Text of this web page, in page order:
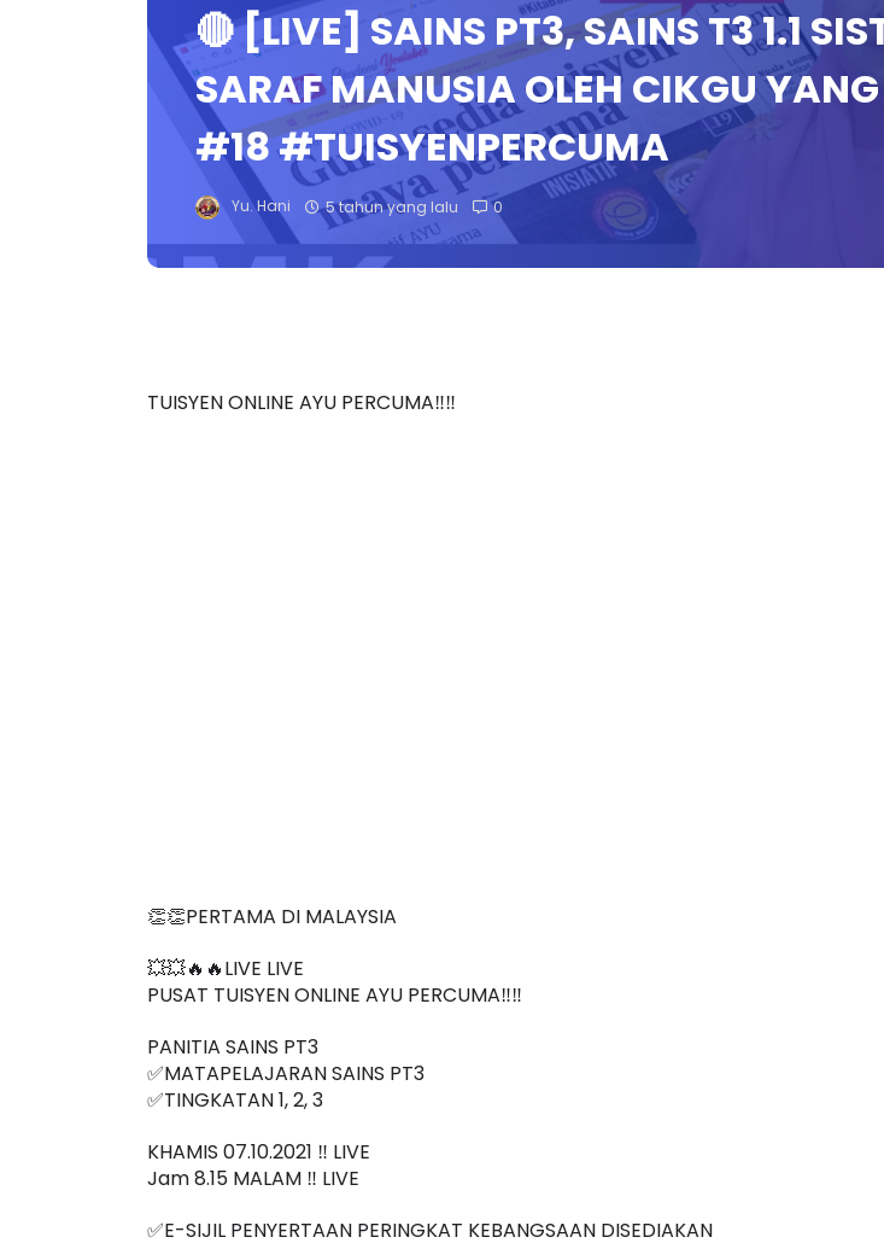
🔴 [LIVE] SAINS PT3, SAINS T3 1.1
SARAF MANUSIA OLEH CIKGU
#18 #TUISYENPERCUMA
Yu. Hani 5 tahun yang lalu 0
TUISYEN ONLINE AYU PERCUMA‼️‼️
👏👏PERTAMA DI MALAYSIA
💥💥🔥🔥LIVE LIVE
PUSAT TUISYEN ONLINE AYU PERCUMA‼️‼️
PANITIA SAINS PT3
✅MATAPELAJARAN SAINS PT3
✅TINGKATAN 1, 2, 3
KHAMIS 07.10.2021 ‼️ LIVE
Jam 8.15 MALAM ‼️ LIVE
✅E-SIJIL PENYERTAAN PERINGKAT KEBANGSAAN DISEDIAKAN